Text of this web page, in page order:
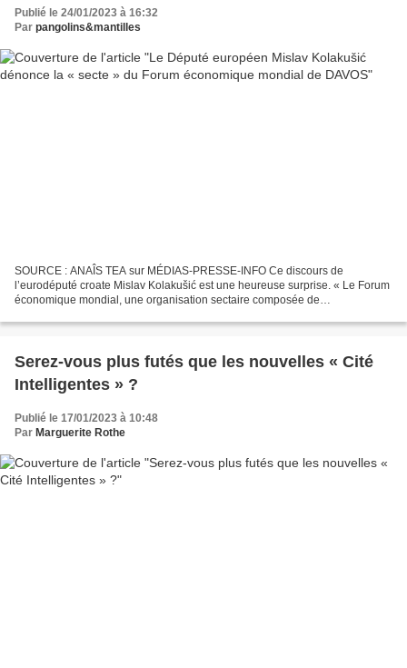
Publié le 24/01/2023 à 16:32
Par pangolins&mantilles
SOURCE : ANAÎS TEA sur MÉDIAS-PRESSE-INFO Ce discours de
l’eurodéputé croate Mislav Kolakušić est une heureuse surprise. « Le Forum
économique mondial, une organisation sectaire composée de
Serez-vous plus futés que les nouvelles « Cité
Intelligentes » ?
Publié le 17/01/2023 à 10:48
Par Marguerite Rothe